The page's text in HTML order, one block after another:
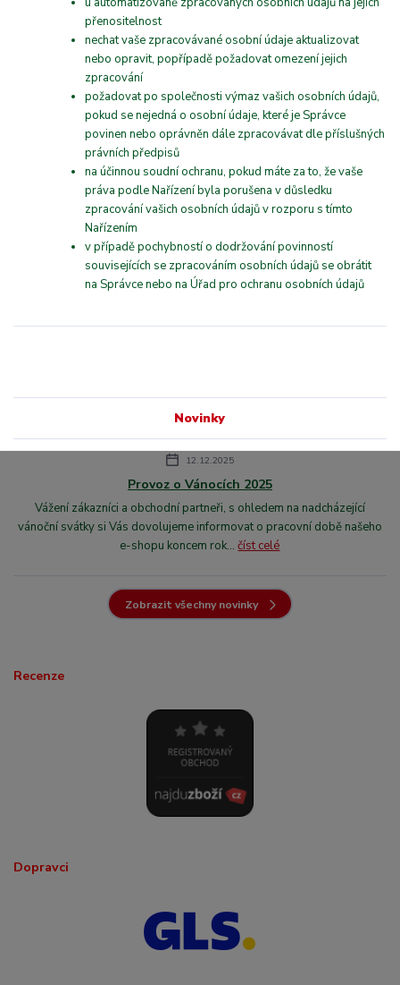
Novinky
12.12.2025
Provoz o Vánocích 2025
Vážení zákazníci a obchodní partneři, s ohledem na nadcházející
vánoční svátky si Vás dovolujeme informovat o pracovní době našeho
e-shopu koncem rok...číst celé
Zobrazit všechny novinky
Recenze
Dopravci
přenositelnost
nechat vaše zpracovávané osobní údaje aktualizovat
nebo opravit, popřípadě požadovat omezení jejich
zpracování
požadovat po společnosti výmaz vašich osobních údajů,
pokud se nejedná o osobní údaje, které je Správce
povinen nebo oprávněn dále zpracovávat dle příslušných
právních předpisů
na účinnou soudní ochranu, pokud máte za to, že vaše
práva podle Nařízení byla porušena v důsledku
zpracování vašich osobních údajů v rozporu s tímto
Nařízením
v případě pochybností o dodržování povinností
souvisejících se zpracováním osobních údajů se obrátit
na Správce nebo na Úřad pro ochranu osobních údajů